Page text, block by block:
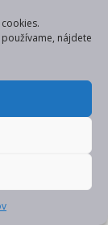
nájdete